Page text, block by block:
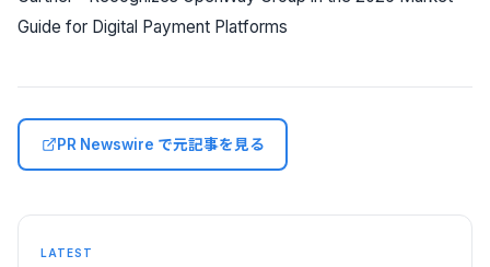
Guide for Digital Payment Platforms
PR Newswire で元記事を見る
LATEST